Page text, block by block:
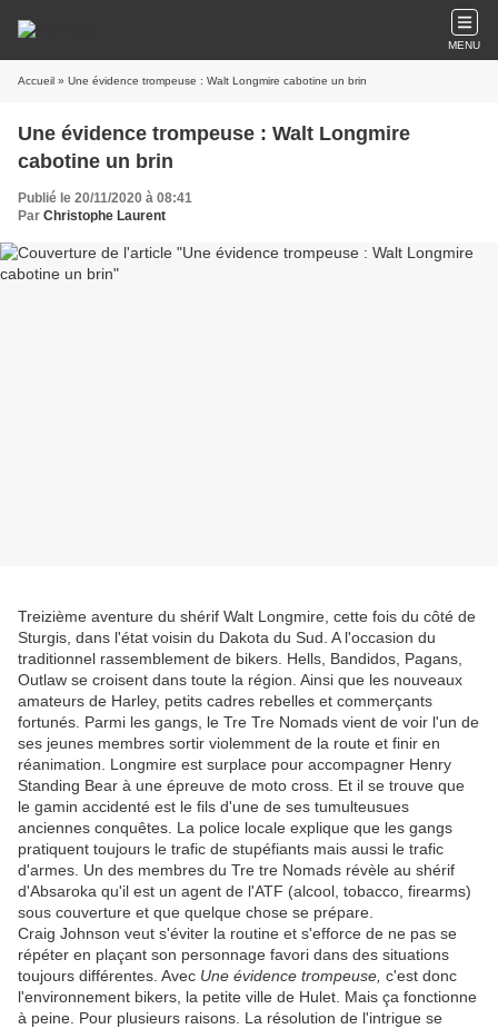
MENU
Accueil » Une évidence trompeuse : Walt Longmire cabotine un brin
Une évidence trompeuse : Walt Longmire
cabotine un brin
Publié le 20/11/2020 à 08:41
Par Christophe Laurent
Treizième aventure du shérif Walt Longmire, cette fois du côté de
Sturgis, dans l'état voisin du Dakota du Sud. A l'occasion du
traditionnel rassemblement de bikers. Hells, Bandidos, Pagans,
Outlaw se croisent dans toute la région. Ainsi que les nouveaux
amateurs de Harley, petits cadres rebelles et commerçants
fortunés. Parmi les gangs, le Tre Tre Nomads vient de voir l'un de
ses jeunes membres sortir violemment de la route et finir en
réanimation. Longmire est surplace pour accompagner Henry
Standing Bear à une épreuve de moto cross. Et il se trouve que
le gamin accidenté est le fils d'une de ses tumulteusues
anciennes conquêtes. La police locale explique que les gangs
pratiquent toujours le trafic de stupéfiants mais aussi le trafic
d'armes. Un des membres du Tre tre Nomads révèle au shérif
d'Absaroka qu'il est un agent de l'ATF (alcool, tobacco, firearms)
sous couverture et que quelque chose se prépare.
Craig Johnson veut s'éviter la routine et s'efforce de ne pas se
répéter en plaçant son personnage favori dans des situations
toujours différentes. Avec Une évidence trompeuse, c'est donc
l'environnement bikers, la petite ville de Hulet. Mais ça fonctionne
à peine. Pour plusieurs raisons. La résolution de l'intrigue se